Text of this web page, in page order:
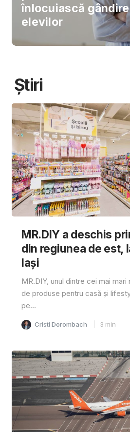
înlocuiască
elevilor
Știri
MR.DIY a deschis
din regiunea de est,
Iași
MR.DIY, unul dintre cei mai mari
de produse pentru casă și
pe...
Cristi Dorombach 3 min